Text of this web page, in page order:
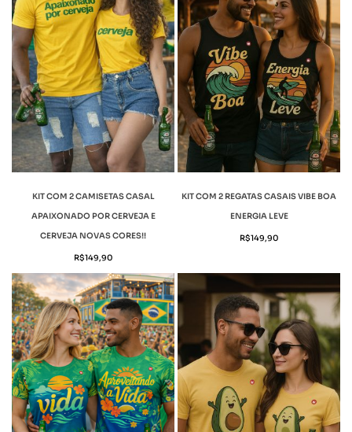
KIT COM 2 CAMISETAS CASAL
APAIXONADO POR CERVEJA E
CERVEJA NOVAS CORES!!
R$149,90
KIT COM 2 REGATAS CASAIS VIBE BOA
ENERGIA LEVE
R$149,90